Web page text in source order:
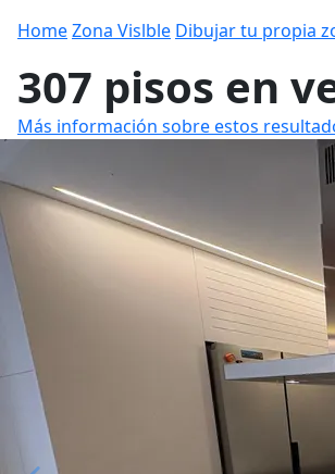
HomeZona Vislble Dibujar tu propia
307 pisos en
Más información sobre estos